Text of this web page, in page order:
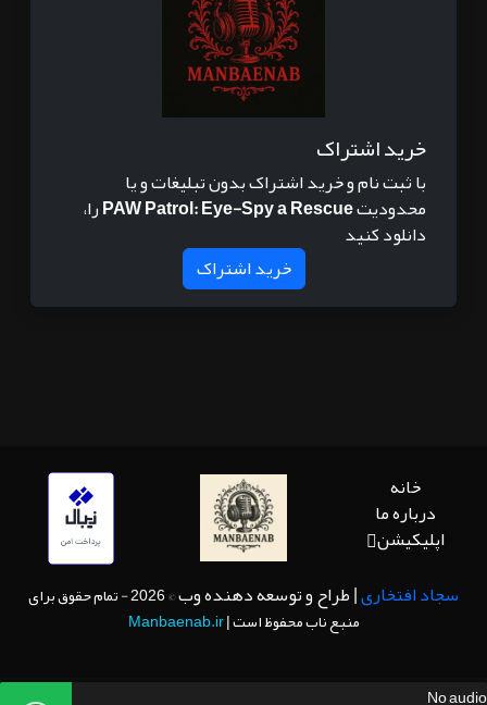
No audio
خرید اشتراک
با ثبت نام و خرید اشتراک بدون تبلیغات و یا
محدودیتPAW Patrol: Eye-Spy a Rescueرا،
دانلود کنید
خرید اشتراک
خانه
درباره ما
اپلیکیشن
سجاد افتخاری| طراح و توسعه دهنده وب
© 2026 - تمام حقوق برای
منبع ناب محفوظ است |Manbaenab.ir